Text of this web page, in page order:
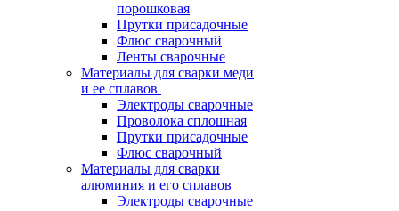
порошковая
Прутки присадочные
Флюс сварочный
Ленты сварочные
Материалы для сварки меди
и ее сплавов
Электроды сварочные
Проволока сплошная
Прутки присадочные
Флюс сварочный
Материалы для сварки
алюминия и его сплавов
Электроды сварочные